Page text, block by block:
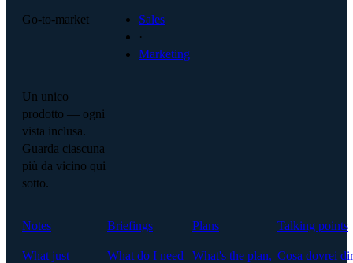
Go-to-market
Sales
·
Marketing
Un unico
prodotto — ogni
vista inclusa.
Guarda ciascuna
più da vicino qui
sotto.
Notes
What just
Briefings
What do I need
Plans
What's the plan,
Talking points
Cosa dovrei